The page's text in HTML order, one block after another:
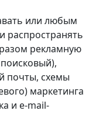
или любым
распространять
рекламную
почты, схемы
маркетинга
и e-mail-